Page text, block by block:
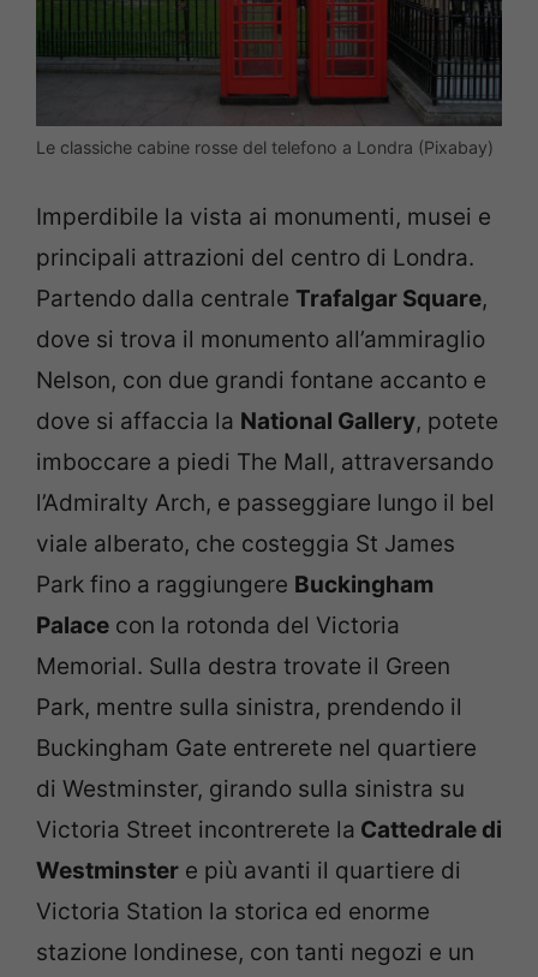
Le classiche cabine rosse del telefono a Londra (Pixabay)
Imperdibile la vista ai monumenti, musei e
principali attrazioni del centro di Londra.
Partendo dalla centrale Trafalgar Square,
dove si trova il monumento all’ammiraglio
Nelson, con due grandi fontane accanto e
dove si affaccia la National Gallery, potete
imboccare a piedi The Mall, attraversando
l’Admiralty Arch, e passeggiare lungo il bel
viale alberato, che costeggia St James
Park fino a raggiungere Buckingham
Palace con la rotonda del Victoria
Memorial. Sulla destra trovate il Green
Park, mentre sulla sinistra, prendendo il
Buckingham Gate entrerete nel quartiere
di Westminster, girando sulla sinistra su
Victoria Street incontrerete la Cattedrale di
Westminster e più avanti il quartiere di
Victoria Station la storica ed enorme
stazione londinese, con tanti negozi e un